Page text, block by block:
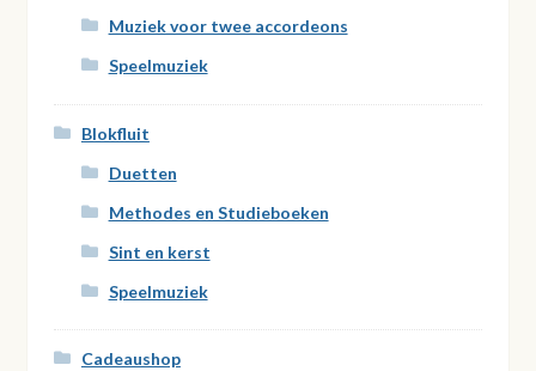
Muziek voor twee accordeons
Speelmuziek
Blokfluit
Duetten
Methodes en Studieboeken
Sint en kerst
Speelmuziek
Cadeaushop